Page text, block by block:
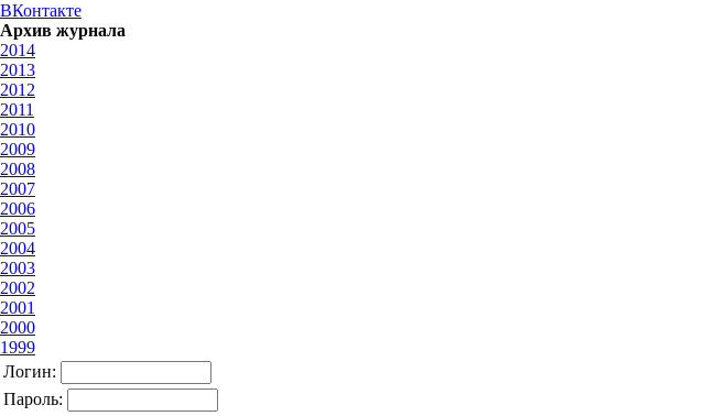
ВКонтакте
Архив журнала
2014
2013
2012
2011
2010
2009
2008
2007
2006
2005
2004
2003
2002
2001
2000
1999
Логин:
Пароль: